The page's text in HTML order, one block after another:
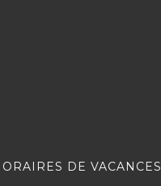
DE VACANCES